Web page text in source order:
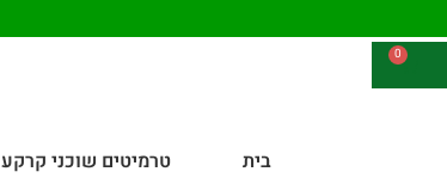
0
בית טרמיטים שוכני קרקע